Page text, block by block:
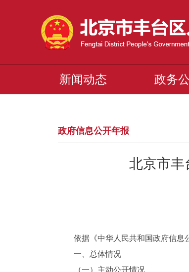
新闻动态 政务
政府信息公开年报
北京市丰
依据《中华人民共和国政府信息
一、总体情况
（一）主动公开情况